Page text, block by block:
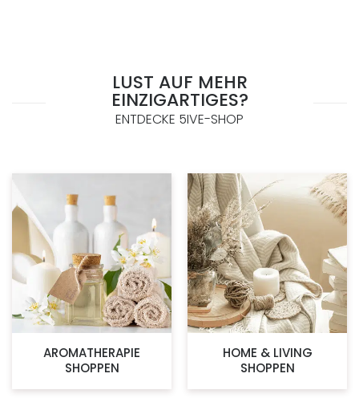
LUST AUF MEHR
EINZIGARTIGES?
ENTDECKE 5IVE-SHOP
AROMATHERAPIE
SHOPPEN
HOME & LIVING
SHOPPEN